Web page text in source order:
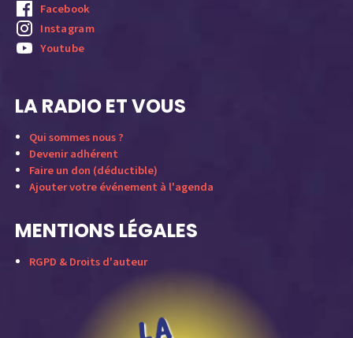
Facebook
Instagram
Youtube
LA RADIO ET VOUS
Qui sommes nous ?
Devenir adhérent
Faire un don (déductible)
Ajouter votre événement à l'agenda
MENTIONS LÉGALES
RGPD & Droits d'auteur